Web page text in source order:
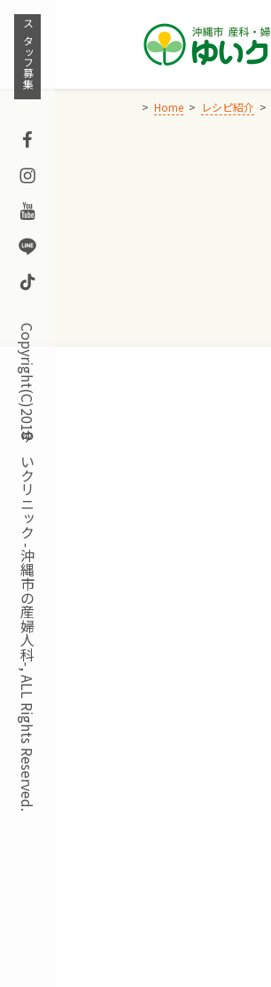
Skip
content
スタッフ募集
Facebook
Instagram
Youtube
Line
TikTok
Copyright(C)2018ゆいクリニック -沖縄市の産婦人科-, ALL Rights Reserved.
Home レシピ紹介